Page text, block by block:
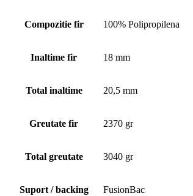
Compozitie fir 100% Polipropilena
Inaltime fir 18 mm
Total inaltime 20,5 mm
Greutate fir 2370 gr
Total greutate 3040 gr
Suport / backing FusionBac